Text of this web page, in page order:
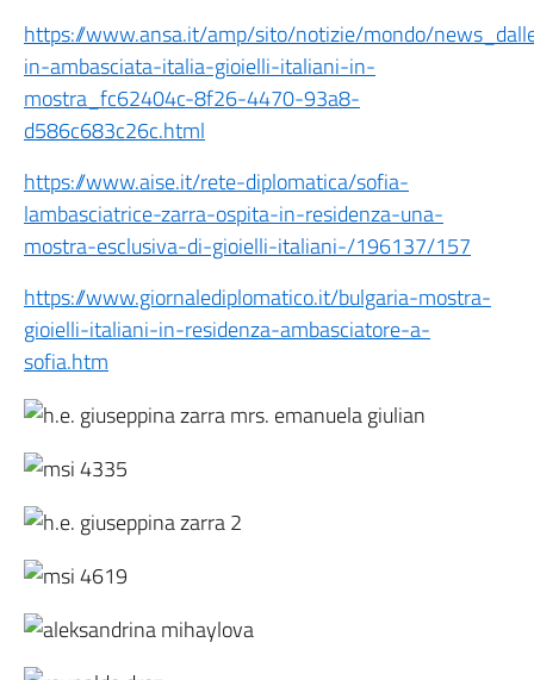
https://www.ansa.it/amp/sito/notizie/mondo/
in-ambasciata-italia-gioielli-italiani-in-
mostra_fc62404c-8f26-4470-93a8-
d586c683c26c.html
https://www.aise.it/rete-diplomatica/sofia-
lambasciatrice-zarra-ospita-in-residenza-una-
mostra-esclusiva-di-gioielli-italiani-/196137/157
https://www.giornalediplomatico.it/bulgaria-mostra-
gioielli-italiani-in-residenza-ambasciatore-a-
sofia.htm